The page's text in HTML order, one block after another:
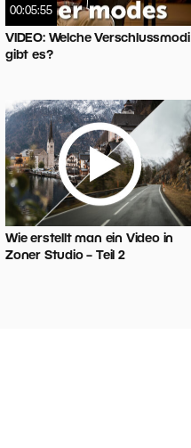
00:05:55
VIDEO: Welche Verschlussmodi
gibt es?
Wie erstellt man ein Video in
Zoner Studio – Teil 2